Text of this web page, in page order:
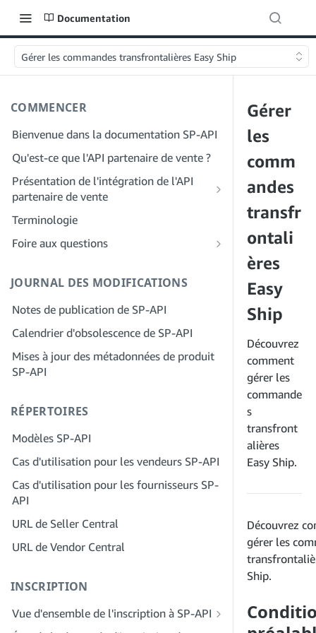
Documentation
Gérer les commandes transfrontalières Easy Ship
COMMENCER
Bienvenue dans la documentation SP-API
Qu'est-ce que l'API partenaire de vente ?
Présentation de l'intégration de l'API
partenaire de vente
Intégration en tant que développeur
développeur
Étape 4 : Inscrivez une application de
test
Étape 5 : Passez votre premier appel à
Étape 6 : Configurez le workflow
production
Étape 8 : Appelez le SP-API en
production
Étape 9 : Testez votre application
Étape 10 : Répertoriez votre application
Intégration en tant que fournisseur de
d'enregistrement et d'autorisation des
fournisseurs de services
Étape 2 : Créez un compte sur le portail
des fournisseurs de solutions pour
votre entreprise
Étape 3 : Vérifiez votre identité
de votre entreprise
Étape 5 : Demander des rôles Seller
Central
Étape 6 : Invitez des employés à
rejoindre votre compte
Étape 7 : Entrez en contact avec les
Terminologie
Foire aux questions
FAQ sur le portail des fournisseurs de
JOURNAL DES MODIFICATIONS
Notes de publication de SP-API
Calendrier d'obsolescence de SP-API
Mises à jour des métadonnées de produit
SP-API
RÉPERTOIRES
Modèles SP-API
Cas d'utilisation pour les vendeurs SP-API
Cas d'utilisation pour les fournisseurs SP-
API
URL de Seller Central
URL de Vendor Central
INSCRIPTION
Vue d'ensemble de l'inscription à SP-API
Gérer
les
comm
andes
transfr
ontali
ères
Easy
Ship
Découvrez
comment
gérer les
commande
s
transfront
alières
Easy Ship.
Découvrez
gérer les
Ship.